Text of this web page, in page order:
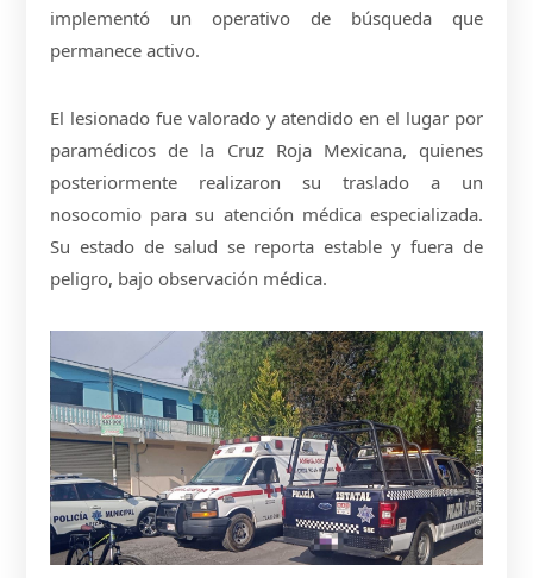
implementó un operativo de búsqueda que
permanece activo.
El lesionado fue valorado y atendido en el lugar por
paramédicos de la Cruz Roja Mexicana, quienes
posteriormente realizaron su traslado a un
nosocomio para su atención médica especializada.
Su estado de salud se reporta estable y fuera de
peligro, bajo observación médica.